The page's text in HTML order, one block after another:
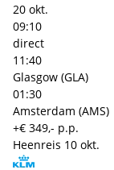
20 okt.
09:10
direct
11:40
Glasgow (GLA)
01:30
Amsterdam (AMS)
+€ 349,- p.p.
Heenreis 10 okt.